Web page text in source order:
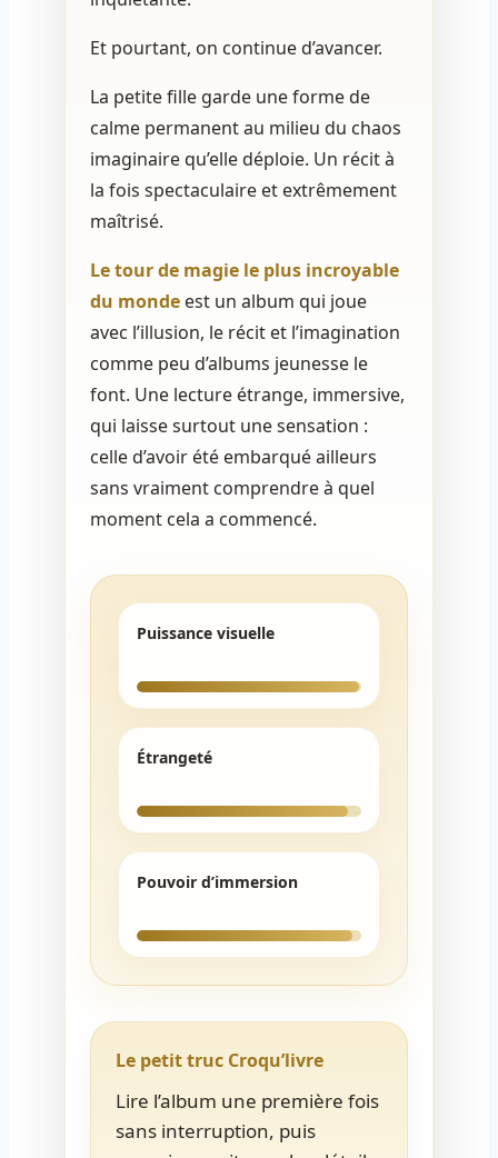
Et pourtant, on continue d’avancer.
La petite fille garde une forme de
calme permanent au milieu du chaos
imaginaire qu’elle déploie. Un récit à
la fois spectaculaire et extrêmement
maîtrisé.
Le tour de magie le plus incroyable
du monde est un album qui joue
avec l’illusion, le récit et l’imagination
comme peu d’albums jeunesse le
font. Une lecture étrange, immersive,
qui laisse surtout une sensation :
celle d’avoir été embarqué ailleurs
sans vraiment comprendre à quel
moment cela a commencé.
Puissance visuelle
Étrangeté
Pouvoir d’immersion
Le petit truc Croqu’livre
Lire l’album une première fois
sans interruption, puis